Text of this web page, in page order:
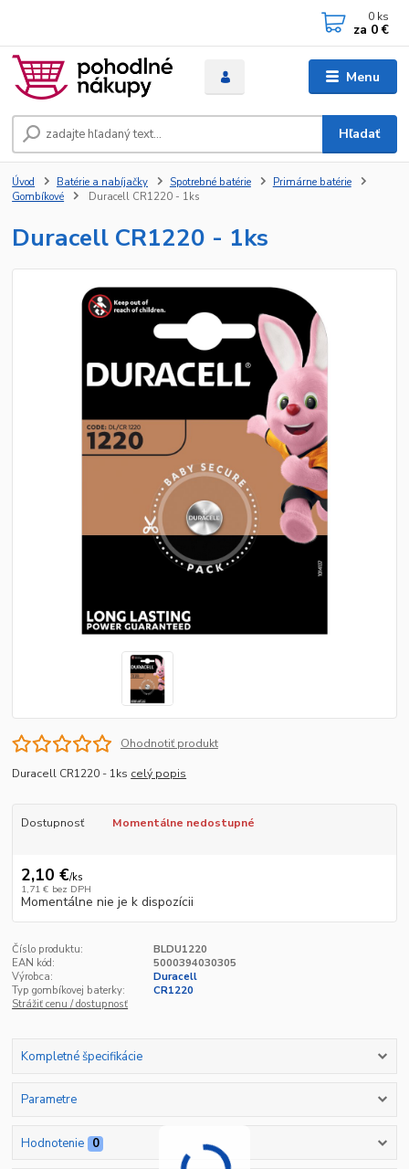
Menu
Hľadať
0 ks
za 0 €
Úvod Batérie a nabíjačky Spotrebné batérie
Primárne batérie
Gombíkové
Duracell CR1220 - 1ks
Duracell CR1220 - 1ks
Ohodnotiť produkt
Duracell CR1220 - 1ks celý popis
Dostupnosť Momentálne nedostupné
2,10 €/ks
1,71 € bez DPH
Momentálne nie je k dispozícii
Číslo produktu:
BLDU1220
EAN kód:
5000394030305
Výrobca:
Duracell
Typ gombíkovej baterky:
CR1220
Strážiť cenu / dostupnosť
Kompletné špecifikácie
Parametre
Hodnotenie 0